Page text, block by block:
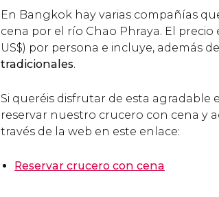
En Bangkok hay varias compañías
cena por el río Chao Phraya. El precio
US$) por persona e incluye, además
tradicionales.
Si queréis disfrutar de esta agradable
reservar nuestro crucero con cena y
través de la web en este enlace:
Reservar crucero con cena